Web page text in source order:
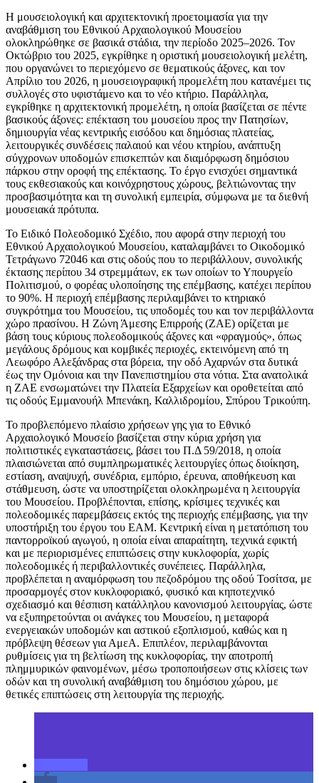
Η μουσειολογική και αρχιτεκτονική προετοιμασία για την
αναβάθμιση του Εθνικού Αρχαιολογικού Μουσείου
ολοκληρώθηκε σε βασικά στάδια, την περίοδο 2025–2026. Τον
Οκτώβριο του 2025, εγκρίθηκε η οριστική μουσειολογική μελέτη,
που οργανώνει το περιεχόμενο σε θεματικούς άξονες, και τον
Απρίλιο του 2026, η μουσειογραφική προμελέτη που κατανέμει τις
συλλογές στο υφιστάμενο και το νέο κτήριο. Παράλληλα,
εγκρίθηκε η αρχιτεκτονική προμελέτη, η οποία βασίζεται σε πέντε
βασικούς άξονες: επέκταση του μουσείου προς την Πατησίων,
δημιουργία νέας κεντρικής εισόδου και δημόσιας πλατείας,
λειτουργικές συνδέσεις παλαιού και νέου κτηρίου, ανάπτυξη
σύγχρονων υποδομών επισκεπτών και διαμόρφωση δημόσιου
πάρκου στην οροφή της επέκτασης. Το έργο ενισχύει σημαντικά
τους εκθεσιακούς και κοινόχρηστους χώρους, βελτιώνοντας την
προσβασιμότητα και τη συνολική εμπειρία, σύμφωνα με τα διεθνή
μουσειακά πρότυπα.
Το Ειδικό Πολεοδομικό Σχέδιο, που αφορά στην περιοχή του
Εθνικού Αρχαιολογικού Μουσείου, καταλαμβάνει το Οικοδομικό
Τετράγωνο 72046 και στις οδούς που το περιβάλλουν, συνολικής
έκτασης περίπου 34 στρεμμάτων, εκ των οποίων το Υπουργείο
Πολιτισμού, ο φορέας υλοποίησης της επέμβασης, κατέχει περίπου
το 90%. Η περιοχή επέμβασης περιλαμβάνει το κτηριακό
συγκρότημα του Μουσείου, τις υποδομές του και τον περιβάλλοντα
χώρο πρασίνου. Η Ζώνη Άμεσης Επιρροής (ΖΑΕ) ορίζεται με
βάση τους κύριους πολεοδομικούς άξονες και «φραγμούς», όπως
μεγάλους δρόμους και κομβικές περιοχές, εκτεινόμενη από τη
Λεωφόρο Αλεξάνδρας στα βόρεια, την οδό Αχαρνών στα δυτικά
έως την Ομόνοια και την Πανεπιστημίου στα νότια. Στα ανατολικά
η ΖΑΕ ενσωματώνει την Πλατεία Εξαρχείων και οροθετείται από
τις οδούς Εμμανουήλ Μπενάκη, Καλλιδρομίου, Σπύρου Τρικούπη.
Το προβλεπόμενο πλαίσιο χρήσεων γης για το Εθνικό
Αρχαιολογικό Μουσείο βασίζεται στην κύρια χρήση για
πολιτιστικές εγκαταστάσεις, βάσει του Π.Δ 59/2018, η οποία
πλαισιώνεται από συμπληρωματικές λειτουργίες όπως διοίκηση,
εστίαση, αναψυχή, συνέδρια, εμπόριο, έρευνα, αποθήκευση και
στάθμευση, ώστε να υποστηρίζεται ολοκληρωμένα η λειτουργία
του Μουσείου. Προβλέπονται, επίσης, κρίσιμες τεχνικές και
πολεοδομικές παρεμβάσεις εκτός της περιοχής επέμβασης, για την
υποστήριξη του έργου του ΕΑΜ. Κεντρική είναι η μετατόπιση του
παντορροϊκού αγωγού, η οποία είναι απαραίτητη, τεχνικά εφικτή
και με περιορισμένες επιπτώσεις στην κυκλοφορία, χωρίς
πολεοδομικές ή περιβαλλοντικές συνέπειες. Παράλληλα,
προβλέπεται η αναμόρφωση του πεζοδρόμου της οδού Τοσίτσα, με
προσαρμογές στον κυκλοφοριακό, φυσικό και κηποτεχνικό
σχεδιασμό και θέσπιση κατάλληλου κανονισμού λειτουργίας, ώστε
να εξυπηρετούνται οι ανάγκες του Μουσείου, η μεταφορά
ενεργειακών υποδομών και αστικού εξοπλισμού, καθώς και η
πρόβλεψη θέσεων για ΑμεΑ. Επιπλέον, περιλαμβάνονται
ρυθμίσεις για τη βελτίωση της κυκλοφορίας, την αποτροπή
πλημμυρικών φαινομένων, μέσω τροποποιήσεων στις κλίσεις των
οδών και τη συνολική αναβάθμιση του δημόσιου χώρου, με
θετικές επιπτώσεις στη λειτουργία της περιοχής.